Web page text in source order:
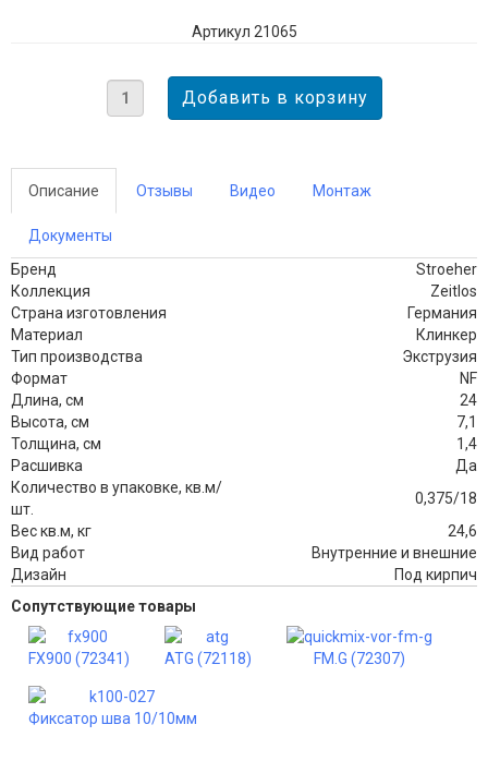
Артикул 21065
Описание Отзывы Видео Монтаж
Документы
Бренд
Stroeher
Коллекция
Zeitlos
Страна изготовления
Германия
Материал
Клинкер
Тип производства
Экструзия
Формат
NF
Длина, см
24
Высота, см
7,1
Толщина, см
1,4
Расшивка
Да
Количество в упаковке, кв.м/
шт.
0,375/18
Вес кв.м, кг
24,6
Вид работ
Внутренние и внешние
Дизайн
Под кирпич
Сопутствующие товары
FX900 (72341) ATG (72118) FM.G (72307)
Фиксатор шва 10/10мм